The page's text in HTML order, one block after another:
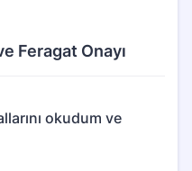
Feragat Onayı
okudum ve